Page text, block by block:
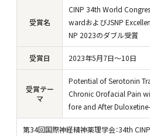
受賞名
CINP 34th World
wardおよびJSNP
NP 2023のダブル受賞
受賞日 2023年5月7日〜10日
受賞テー
マ
Potential of Serotonin
Chronic Orofacial Pain
fore and After
第34回国際神経精神薬理学会：34th